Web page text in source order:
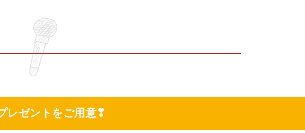
レゼントをご用意❣